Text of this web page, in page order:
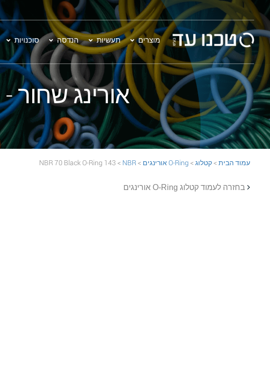
מוצרים תעשיות הנדסה סוכנויות
אורינג שחור - 143 NBR 70 Black O-Ring
עמוד הבית >קטלוג > O-Ring אורינגים >
NBR
> 143 NBR 70 Black O-Ring
בחזרה לעמוד קטלוג O-Ring אורינגים